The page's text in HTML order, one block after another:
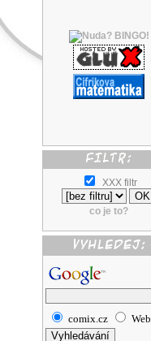
XXX filtr
co je to?
comix.cz Web